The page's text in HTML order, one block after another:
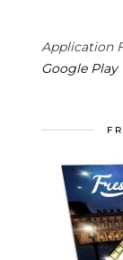
Application
Google Play